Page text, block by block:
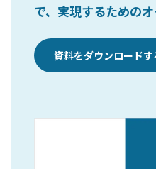
で、実現するための
資料をダウンロードす